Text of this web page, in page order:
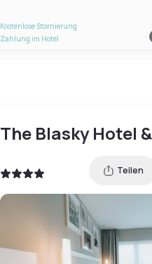
Kostenlose Stornierung
Zahlung im Hotel
The Blasky Hotel
Teilen